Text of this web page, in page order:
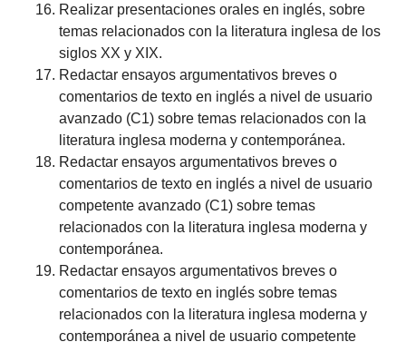
Realizar presentaciones orales en inglés, sobre
temas relacionados con la literatura inglesa de los
siglos XX y XIX.
Redactar ensayos argumentativos breves o
comentarios de texto en inglés a nivel de usuario
avanzado (C1) sobre temas relacionados con la
literatura inglesa moderna y contemporánea.
Redactar ensayos argumentativos breves o
comentarios de texto en inglés a nivel de usuario
competente avanzado (C1) sobre temas
relacionados con la literatura inglesa moderna y
contemporánea.
Redactar ensayos argumentativos breves o
comentarios de texto en inglés sobre temas
relacionados con la literatura inglesa moderna y
contemporánea a nivel de usuario competente